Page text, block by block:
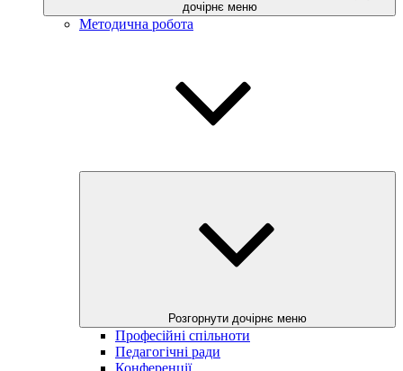
дочірнє меню
Методична робота
Розгорнути дочірнє меню
Професійні спільноти
Педагогічні ради
Конференції